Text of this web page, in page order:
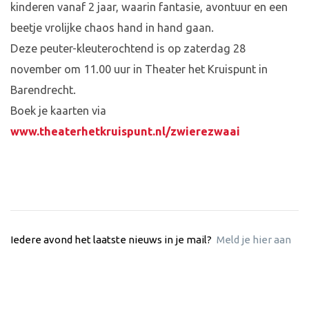
kinderen vanaf 2 jaar, waarin fantasie, avontuur en een
beetje vrolijke chaos hand in hand gaan.
Deze peuter-kleuterochtend is op zaterdag 28
november om 11.00 uur in Theater het Kruispunt in
Barendrecht.
Boek je kaarten via
www.theaterhetkruispunt.nl/zwierezwaai
Iedere avond het laatste nieuws in je mail? Meld je hier aan